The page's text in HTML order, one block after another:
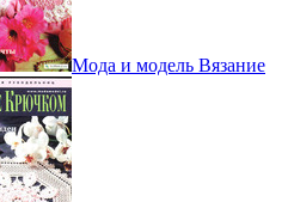
Мода и модель Вязание